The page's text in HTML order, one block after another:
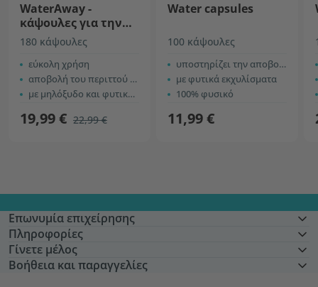
WaterAway -
κάψουλες για την
αποβολή νερού
180 κάψουλες
εύκολη χρήση
αποβολή του περιττού νερού από το σώμα
με μηλόξυδο και φυτικά εκχυλίσματα
19,99 € 22,99 €
Water capsules
100 κάψουλες
υποστηρίζει την αποβολή υγρών
με φυτικά εκχυλίσματα
100% φυσικό
11,99 €
Επωνυμία επιχείρησης
Πληροφορίες
Γίνετε μέλος
Βοήθεια και παραγγελίες